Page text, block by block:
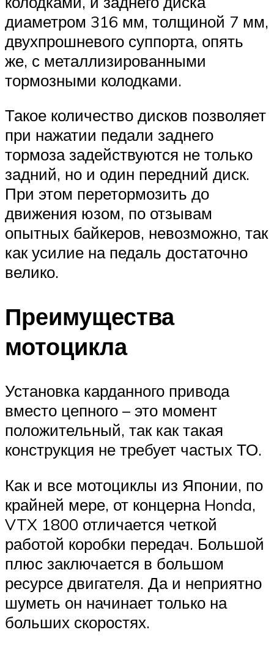
диаметром 316 мм, толщиной 7 мм,
двухпрошневого суппорта, опять
же, с металлизированными
тормозными колодками.
Такое количество дисков позволяет
при нажатии педали заднего
тормоза задействуются не только
задний, но и один передний диск.
При этом перетормозить до
движения юзом, по отзывам
опытных байкеров, невозможно, так
как усилие на педаль достаточно
велико.
Преимущества
мотоцикла
Установка карданного привода
вместо цепного – это момент
положительный, так как такая
конструкция не требует частых ТО.
Как и все мотоциклы из Японии, по
крайней мере, от концерна Honda,
VTX 1800 отличается четкой
работой коробки передач. Большой
плюс заключается в большом
ресурсе двигателя. Да и неприятно
шуметь он начинает только на
больших скоростях.